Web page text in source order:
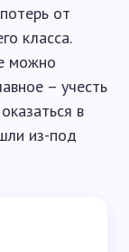
от
класса.
можно
– учесть
в
из-под